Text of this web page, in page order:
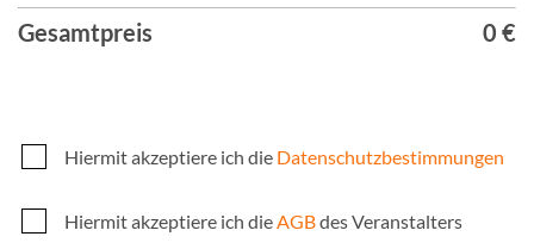
Gesamtpreis 0 €
Hiermit akzeptiere ich die Datenschutzbestimmungen
Hiermit akzeptiere ich dieAGBdes Veranstalters